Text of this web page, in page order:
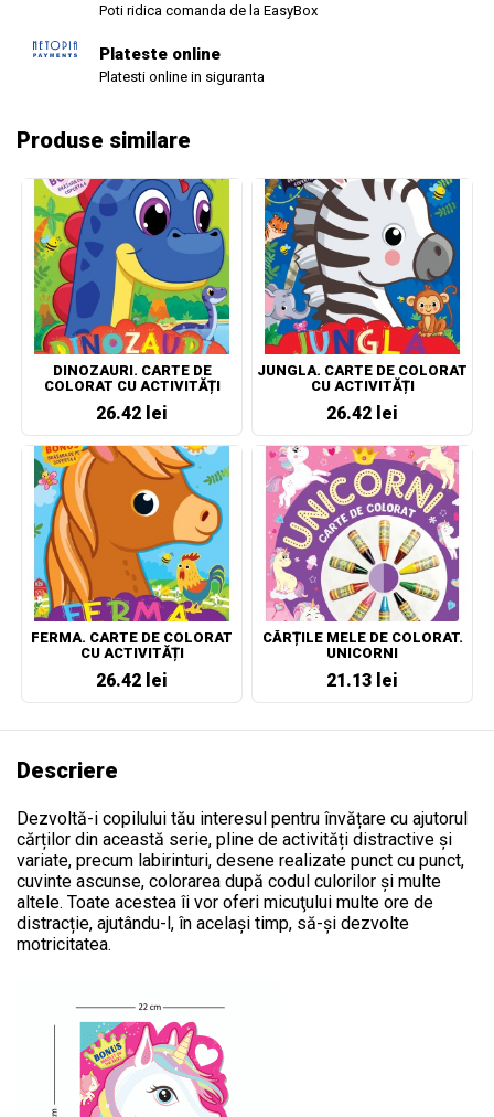
Poti ridica comanda de la EasyBox
Plateste online
Platesti online in siguranta
Produse similare
DINOZAURI. CARTE DE
COLORAT CU ACTIVITĂȚI
26.42 lei
JUNGLA. CARTE DE COLORAT
CU ACTIVITĂȚI
26.42 lei
FERMA. CARTE DE COLORAT
CU ACTIVITĂȚI
26.42 lei
CĂRȚILE MELE DE COLORAT.
UNICORNI
21.13 lei
Descriere
Dezvoltă-i copilului tău interesul pentru învățare cu ajutorul
cărților din această serie, pline de activități distractive și
variate, precum labirinturi, desene realizate punct cu punct,
cuvinte ascunse, colorarea după codul culorilor și multe
altele. Toate acestea îi vor oferi micuţului multe ore de
distracție, ajutându-l, în același timp, să-și dezvolte
motricitatea.